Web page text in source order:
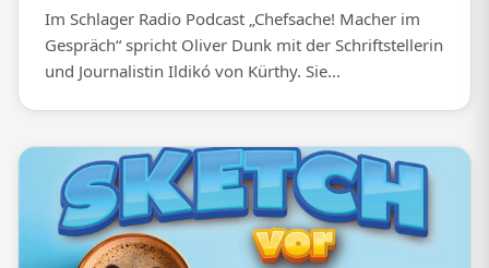
Im Schlager Radio Podcast „Chefsache! Macher im
Gespräch“ spricht Oliver Dunk mit der Schriftstellerin
und Journalistin Ildikó von Kürthy. Sie...